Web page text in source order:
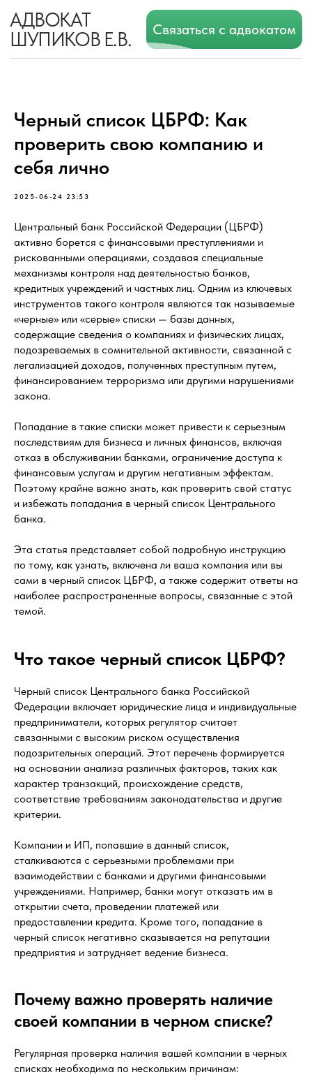
АДВОКАТ
ШУПИКОВ Е.В.
Связаться с адвокатом
Черный список ЦБРФ: Как
проверить свою компанию и
себя лично
2025-06-24 23:53
Центральный банк Российской Федерации (ЦБРФ)
активно борется с финансовыми преступлениями и
рискованными операциями, создавая специальные
механизмы контроля над деятельностью банков,
кредитных учреждений и частных лиц. Одним из ключевых
инструментов такого контроля являются так называемые
«черные» или «серые» списки — базы данных,
содержащие сведения о компаниях и физических лицах,
подозреваемых в сомнительной активности, связанной с
легализацией доходов, полученных преступным путем,
финансированием терроризма или другими нарушениями
закона.
Попадание в такие списки может привести к серьезным
последствиям для бизнеса и личных финансов, включая
отказ в обслуживании банками, ограничение доступа к
финансовым услугам и другим негативным эффектам.
Поэтому крайне важно знать, как проверить свой статус
и избежать попадания в черный список Центрального
банка.
Эта статья представляет собой подробную инструкцию
по тому, как узнать, включена ли ваша компания или вы
сами в черный список ЦБРФ, а также содержит ответы на
наиболее распространенные вопросы, связанные с этой
темой.
Что такое черный список ЦБРФ?
Черный список Центрального банка Российской
Федерации включает юридические лица и индивидуальные
предприниматели, которых регулятор считает
связанными с высоким риском осуществления
подозрительных операций. Этот перечень формируется
на основании анализа различных факторов, таких как
характер транзакций, происхождение средств,
соответствие требованиям законодательства и другие
критерии.
Компании и ИП, попавшие в данный список,
сталкиваются с серьезными проблемами при
взаимодействии с банками и другими финансовыми
учреждениями. Например, банки могут отказать им в
открытии счета, проведении платежей или
предоставлении кредита. Кроме того, попадание в
черный список негативно сказывается на репутации
предприятия и затрудняет ведение бизнеса.
Почему важно проверять наличие
своей компании в черном списке?
Регулярная проверка наличия вашей компании в черных
списках необходима по нескольким причинам: